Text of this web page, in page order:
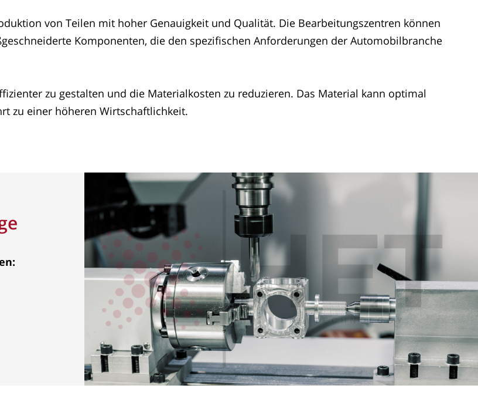
von Teilen mit hoher Genauigkeit und Qualität. Die Bearbeitungszentren können
Komponenten, die den spezifischen Anforderungen der Automobilbranche
zu gestalten und die Materialkosten zu reduzieren. Das Material kann optimal
zu einer höheren Wirtschaftlichkeit.